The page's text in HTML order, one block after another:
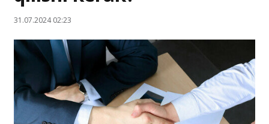
31.07.2024 02:23